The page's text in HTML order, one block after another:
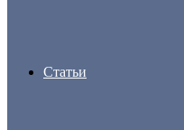
Статьи